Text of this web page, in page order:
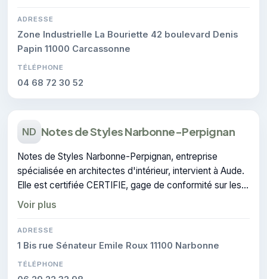
ADRESSE
Zone Industrielle La Bouriette 42 boulevard Denis
Papin 11000 Carcassonne
TÉLÉPHONE
04 68 72 30 52
ND Notes de Styles Narbonne-Perpignan
Notes de Styles Narbonne-Perpignan, entreprise
spécialisée en architectes d'intérieur, intervient à Aude.
Elle est certifiée CERTIFIE, gage de conformité sur les
interventions réalisées.
Voir plus
ADRESSE
1 Bis rue Sénateur Emile Roux 11100 Narbonne
TÉLÉPHONE